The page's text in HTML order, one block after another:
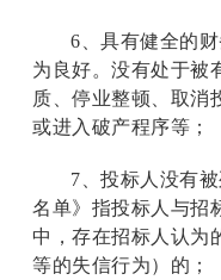
6 、具有健全的
为良好。没有处于被
质、停业整顿、取消
或进入破产程序等；
7 、投标人没有
名单》指投标人与招
中，存在招标人认为
等的失信行为）的；